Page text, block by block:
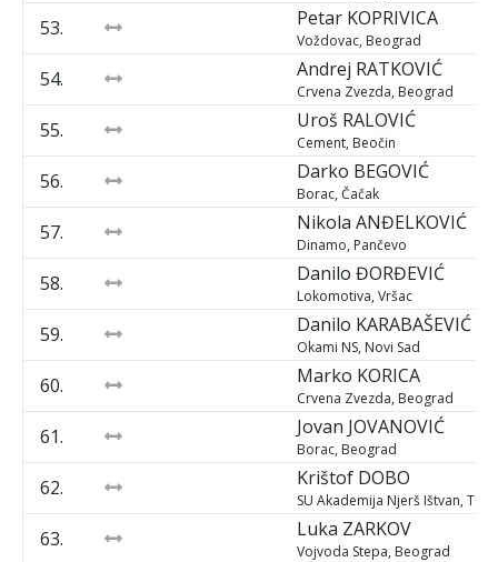
53. Petar KOPRIVICA
Voždovac, Beograd
54. Andrej RATKOVIĆ
Crvena Zvezda, Beograd
55. Uroš RALOVIĆ
Cement, Beočin
56. Darko BEGOVIĆ
Borac, Čačak
57. Nikola ANĐELKOVIĆ
Dinamo, Pančevo
58. Danilo ĐORĐEVIĆ
Lokomotiva, Vršac
59. Danilo KARABAŠEVIĆ
Okami NS, Novi Sad
60. Marko KORICA
Crvena Zvezda, Beograd
61. Jovan JOVANOVIĆ
Borac, Beograd
62. Krištof DOBO
SU Akademija Njerš Ištvan,
63. Luka ZARKOV
Vojvoda Stepa, Beograd